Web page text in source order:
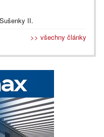
II.
>> všechny články